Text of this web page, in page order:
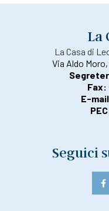
La
La Casa di
Via Aldo
Fax:
E-
Seguici